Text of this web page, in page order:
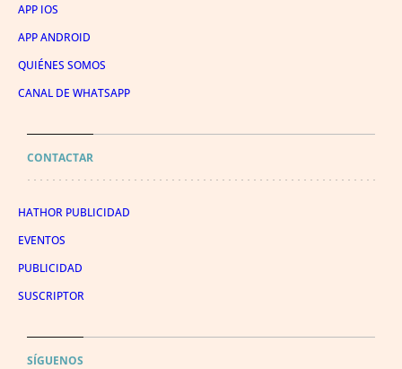
APP IOS
APP ANDROID
QUIÉNES SOMOS
CANAL DE WHATSAPP
CONTACTAR
HATHOR PUBLICIDAD
EVENTOS
PUBLICIDAD
SUSCRIPTOR
SÍGUENOS